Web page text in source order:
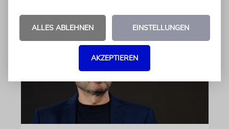
ALLES ABLEHNEN EINSTELLUNGEN
AKZEPTIEREN